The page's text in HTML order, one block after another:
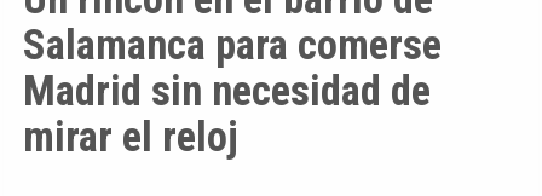
Salamanca para comerse
Madrid sin necesidad de
mirar el reloj